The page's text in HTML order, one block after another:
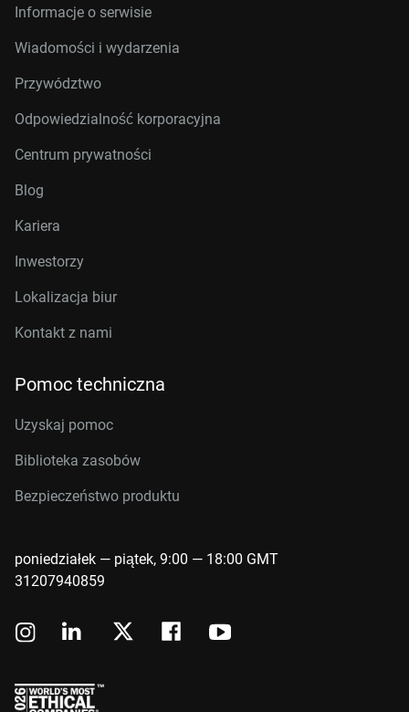
Informacje o serwisie
Wiadomości i wydarzenia
Przywództwo
Odpowiedzialność korporacyjna
Centrum prywatności
Blog
Kariera
Inwestorzy
Lokalizacja biur
Kontakt z nami
Pomoc techniczna
Uzyskaj pomoc
Biblioteka zasobów
Bezpieczeństwo produktu
poniedziałek — piątek, 9:00 — 18:00 GMT
31207940859